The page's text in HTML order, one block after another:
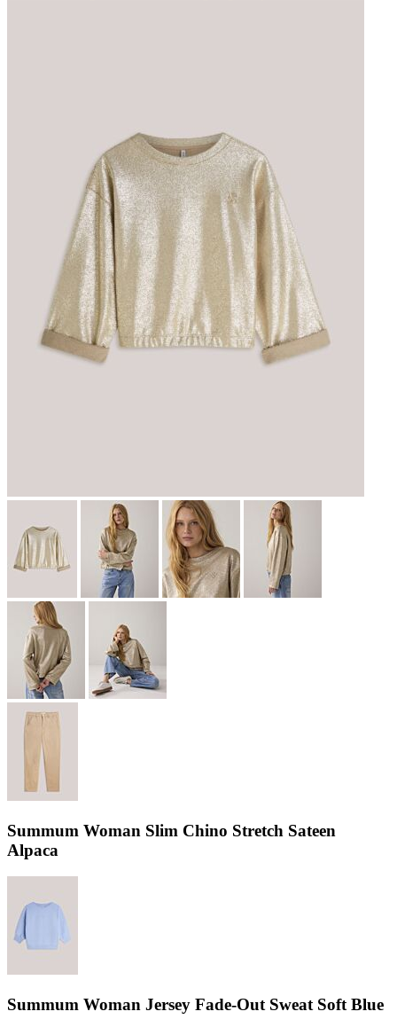
Summum Woman Slim Chino Stretch Sateen
Alpaca
Summum Woman Jersey Fade-Out Sweat Soft Blue